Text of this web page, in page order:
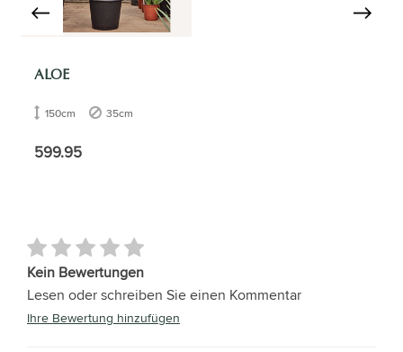
ALOE
150cm 35cm
599.95
Kein Bewertungen
Lesen oder schreiben Sie einen Kommentar
Ihre Bewertung hinzufügen